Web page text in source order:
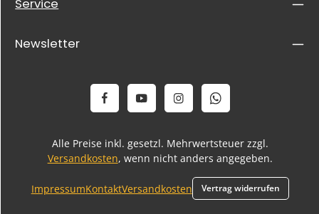
Service
Newsletter
Alle Preise inkl. gesetzl. Mehrwertsteuer zzgl.
Versandkosten, wenn nicht anders angegeben.
ImpressumKontaktVersandkosten Vertrag widerrufen